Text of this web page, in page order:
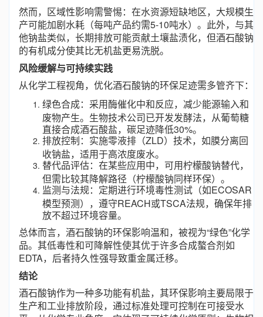
然而，区域性影响需警惕：在水资源短缺地区，大规模生
产可能加剧水耗（每吨产品约需5-10吨水）。此外，与其
他钠盐类似，长期排放可能贡献土壤盐渍化，但酒石酸钠
的有机成分使其比无机盐更易洗脱。
风险缓解与可持续实践
从化学工程视角，优化酒石酸钠的环保足迹需多管齐下：
绿色合成：采用酶催化中和反应，减少能源输入和
废物产生。生物技术公司已开发发酵法，从葡萄糖
直接合成酒石酸盐，碳足迹降低30%。
排放控制：实施零液排（ZLD）技术，如膜分离回
收钠盐，适用于高浓度废水。
替代品评估：在某些应用中，可用柠檬酸钠替代，
但需比较其降解路径（柠檬酸钠同样环保）。
监测与法规：定期进行环境毒性测试（如ECOSAR
模型预测），遵守REACH或TSCA法规，确保年排
放不超过环境容量。
总体而言，酒石酸钠的环保影响温和，被视为“绿色”化学
品。其低毒性和可降解性使其优于许多合成螯合剂如
EDTA，后者持久性强导致重金属迁移。
结论
酒石酸钠作为一种多功能有机盐，其环保影响主要局限于
生产和工业排放阶段，通过标准处理可控制在可接受水